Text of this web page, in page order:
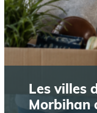
Les villes
Morbihan